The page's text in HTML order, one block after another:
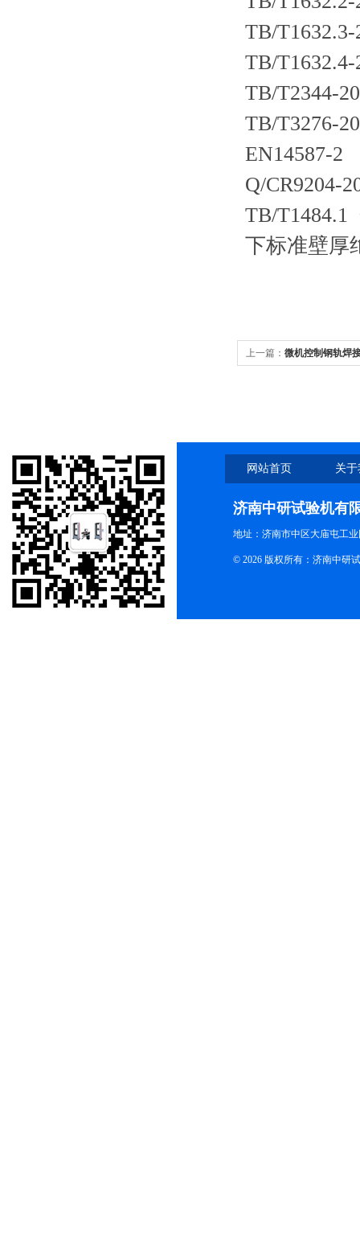
TB/
TB/
TB/T2344-
TB/T3276-
EN14587-2
Q/CR9204-
TB/T1484.1
下标准壁厚
上一篇： 微机控制钢轨焊
网站首页 关
济南中研试验机有
地址：济南市中区大庙屯工
© 2026 版权所有：济南中研